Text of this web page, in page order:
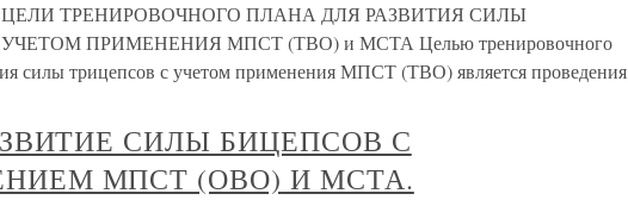
ТРЕНИРОВОЧНОГО ПЛАНА ДЛЯ РАЗВИТИЯ СИЛЫ
ПРИМЕНЕНИЯ МПСТ (ТВО) и МСТА Целью тренировочного
силы трицепсов с учетом применения МПСТ (ТВО) является проведения
СИЛЫ БИЦЕПСОВ С
МПСТ (ОВО) И МСТА.